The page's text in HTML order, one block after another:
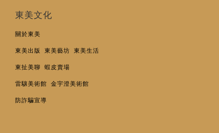
東美文化
關於東美
東美出版 東美藝坊 東美生活
東扯美聊 蝦皮賣場
雷驤美術館 金宇澄美術館
防詐騙宣導